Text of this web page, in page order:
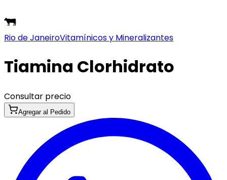
Rio de JaneiroVitamínicos y Mineralizantes
Tiamina Clorhidrato
Consultar precio
Agregar al Pedido